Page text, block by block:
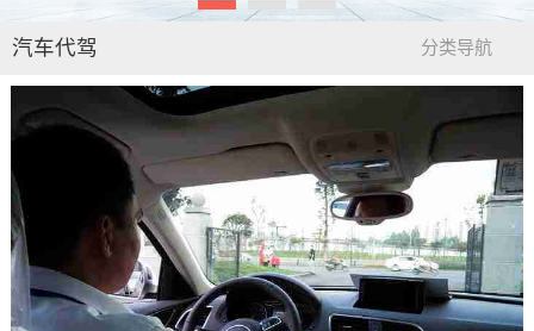
汽车代驾 分类导航